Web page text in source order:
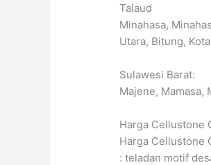
Talaud
Minahasa,
Utara, Bitung,
Sulawesi Barat:
Majene, Mamasa,
Harga Cellustone
Harga Cellustone
: teladan motif